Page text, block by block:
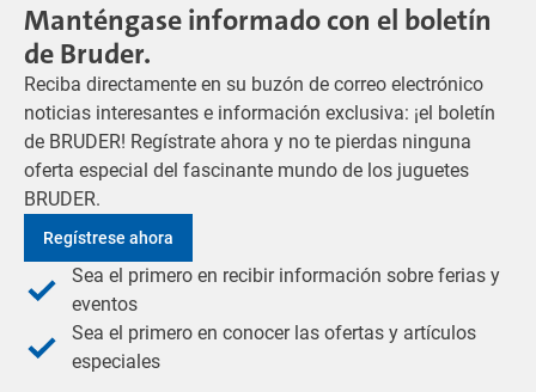
Manténgase informado con el boletín
de Bruder.
Reciba directamente en su buzón de correo electrónico
noticias interesantes e información exclusiva: ¡el boletín
de BRUDER! Regístrate ahora y no te pierdas ninguna
oferta especial del fascinante mundo de los juguetes
BRUDER.
Regístrese ahora
Sea el primero en recibir información sobre ferias y
eventos
Sea el primero en conocer las ofertas y artículos
especiales